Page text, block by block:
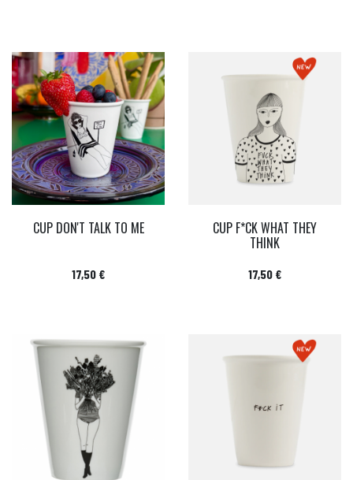
CUP DON'T TALK TO ME
Prix
17,50 €
CUP F*CK WHAT THEY
THINK
Prix
17,50 €